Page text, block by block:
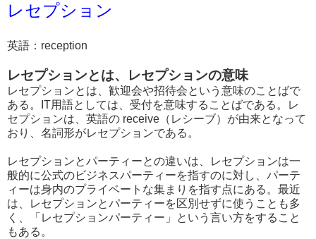
レセプション
英語：reception
レセプションとは、レセプションの意味
レセプションとは、歓迎会や招待会という意味のことばで
ある。IT用語としては、受付を意味することばである。レ
セプションは、英語の receive（レシーブ）が由来となって
おり、名詞形がレセプションである。
レセプションとパーティーとの違いは、レセプションは一
般的に公式のビジネスパーティーを指すのに対し、パーテ
ィーは身内のプライベートな集まりを指す点にある。最近
は、レセプションとパーティーを区別せずに使うことも多
く、「レセプションパーティー」という言い方をすること
もある。